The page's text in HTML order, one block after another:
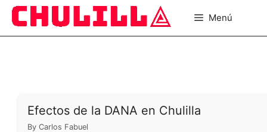
Saltar
contenido
Menú
Efectos de la DANA en Chulilla
By Carlos Fabuel